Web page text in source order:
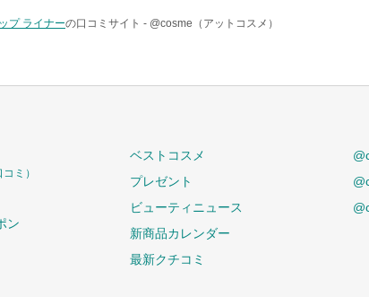
プ ライナーの口コミサイト - @cosme（アットコスメ）
ミ）
ン
ベストコスメ
プレゼント
ビューティニュース
新商品カレンダー
最新クチコミ